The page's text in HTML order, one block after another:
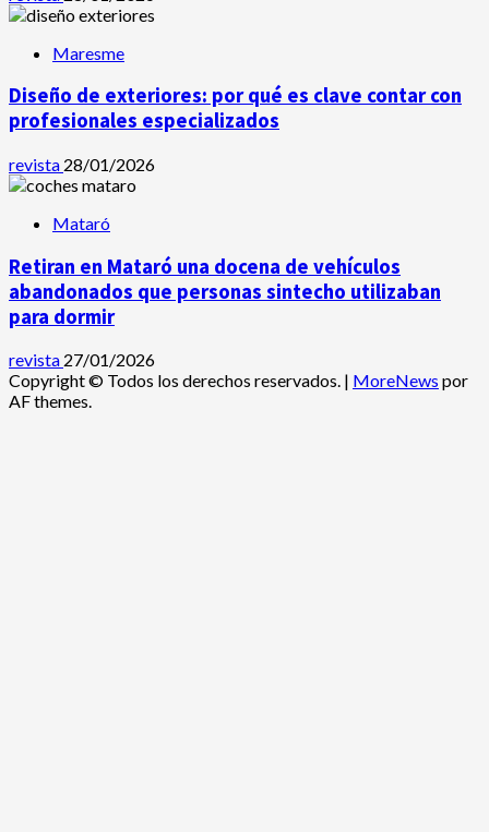
Maresme
Diseño de exteriores: por qué es clave contar con
profesionales especializados
revista 28/01/2026
Mataró
Retiran en Mataró una docena de vehículos
abandonados que personas sintecho utilizaban
para dormir
revista 27/01/2026
Copyright © Todos los derechos reservados. | MoreNews por
AF themes.